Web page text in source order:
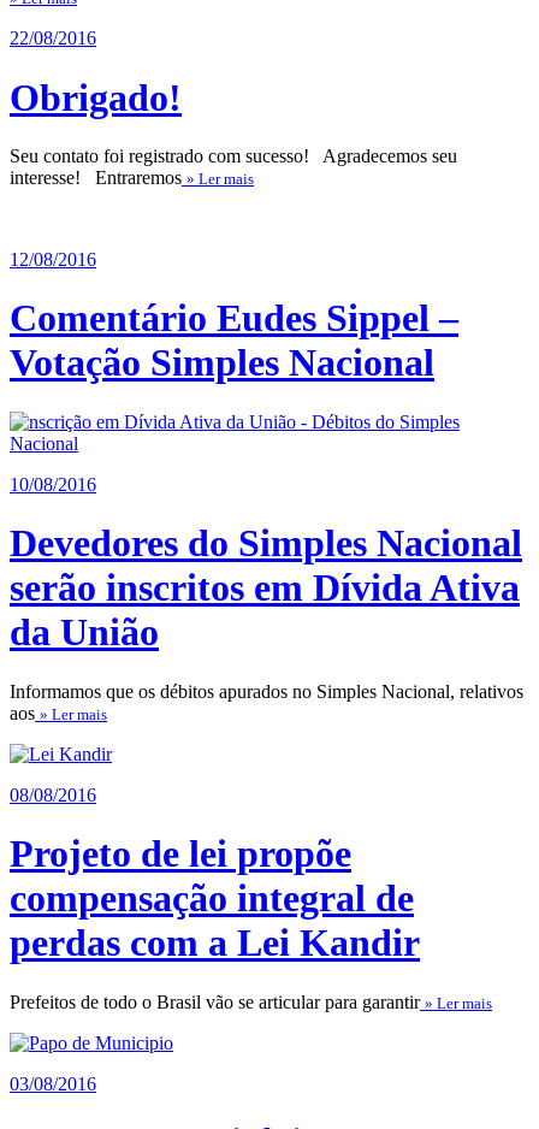
22/08/2016
Obrigado!
Seu contato foi registrado com sucesso! Agradecemos seu
interesse! Entraremos » Ler mais
12/08/2016
Comentário Eudes Sippel –
Votação Simples Nacional
10/08/2016
Devedores do Simples Nacional
serão inscritos em Dívida Ativa
da União
Informamos que os débitos apurados no Simples Nacional, relativos
aos » Ler mais
08/08/2016
Projeto de lei propõe
compensação integral de
perdas com a Lei Kandir
Prefeitos de todo o Brasil vão se articular para garantir » Ler mais
03/08/2016